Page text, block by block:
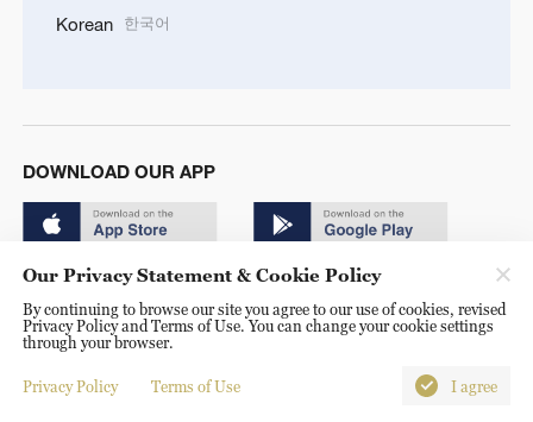
Korean 한국어
DOWNLOAD OUR APP
© China Radio International.CRI. All Rights Reserved. 16A
Shijingshan Road, Beijing, China. 100040
Our Privacy Statement & Cookie Policy
By continuing to browse our site you agree to our use of cookies, revised
Privacy Policy and Terms of Use. You can change your cookie settings
through your browser.
Privacy Policy Terms of Use I agree